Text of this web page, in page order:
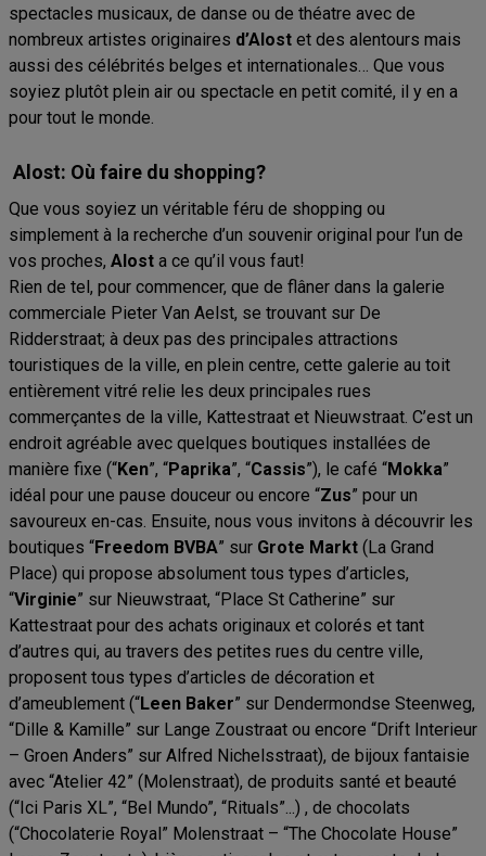
spectacles musicaux, de danse ou de théatre avec de
nombreux artistes originaires d’Alost et des alentours mais
aussi des célébrités belges et internationales… Que vous
soyiez plutôt plein air ou spectacle en petit comité, il y en a
pour tout le monde.
Alost: Où faire du shopping?
Que vous soyiez un véritable féru de shopping ou
simplement à la recherche d’un souvenir original pour l’un de
vos proches, Alost a ce qu’il vous faut!
Rien de tel, pour commencer, que de flâner dans la galerie
commerciale Pieter Van Aelst, se trouvant sur De
Ridderstraat; à deux pas des principales attractions
touristiques de la ville, en plein centre, cette galerie au toit
entièrement vitré relie les deux principales rues
commerçantes de la ville, Kattestraat et Nieuwstraat. C’est un
endroit agréable avec quelques boutiques installées de
manière fixe (“Ken”, “Paprika”, “Cassis”), le café “Mokka”
idéal pour une pause douceur ou encore “Zus” pour un
savoureux en-cas. Ensuite, nous vous invitons à découvrir les
boutiques “Freedom BVBA” sur Grote Markt (La Grand
Place) qui propose absolument tous types d’articles,
“Virginie” sur Nieuwstraat, “Place St Catherine” sur
Kattestraat pour des achats originaux et colorés et tant
d’autres qui, au travers des petites rues du centre ville,
proposent tous types d’articles de décoration et
d’ameublement (“Leen Baker” sur Dendermondse Steenweg,
“Dille & Kamille” sur Lange Zoustraat ou encore “Drift Interieur
– Groen Anders” sur Alfred Nichelsstraat), de bijoux fantaisie
avec “Atelier 42” (Molenstraat), de produits santé et beauté
(“Ici Paris XL”, “Bel Mundo”, “Rituals”...) , de chocolats
(“Chocolaterie Royal” Molenstraat – “The Chocolate House”